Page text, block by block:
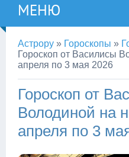
МЕНЮ
Астрору » Гороскопы »
Гороскоп от Василисы
апреля по 3 мая 2026
Гороскоп от
Володиной на
апреля по 3